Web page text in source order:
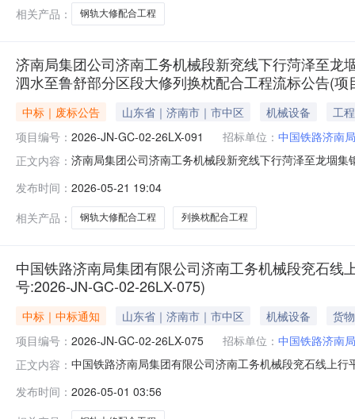
部分区段更换新轨等8个
相关产品： 钢轨大修配合工程
济南局集团公司济南工务机械段新兖线下行菏泽至
泗水至鲁舒部分区段大修列换枕配合工程流标公告(
中标｜废标公告 山东省｜济南市｜市中区 机械设备
工程
项目编号： 2026-JN-GC-02-26LX-091 招标单位： 中国铁路济南
正文内容： 济南局集团公司济南工务机械段新兖线下行菏泽至龙堌
泽至龙堌集钢轨大修配合工程；新兖线下行沙土集至嘉
26L
发布时间： 2026-05-21 19:04
相关产品：
钢轨大修配合工程 列换枕配合工程
中国铁路济南局集团有限公司济南工务机械段兖石
号:2026-JN-GC-02-26LX-075)
中标｜中标通知 山东省｜济南市｜市中区 机械设备
货物
项目编号： 2026-JN-GC-02-26LX-075 招标单位： 中国铁路济南
正文内容： 中国铁路济南局集团有限公司济南工务机械段兖石线上
村钢轨大修配合工程3.项目编号：2026-JN-GC-02-
发布时间： 2026-05-01 03:56